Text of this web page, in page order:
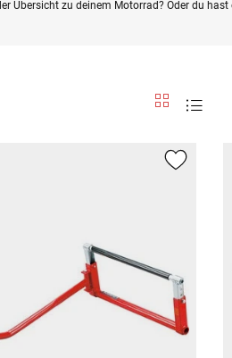
Übersicht zu deinem Motorrad? Oder du